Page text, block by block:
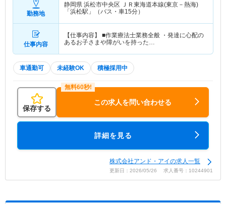
勤務地
静岡県 浜松市中央区 ＪＲ東海道本線(東京－熱海)
「浜松駅」（バス・車15分）
仕事内容
【仕事内容】 ■作業療法士業務全般 ・発達に心配の
あるお子さまや障がいを持った…
車通勤可 未経験OK 積極採用中
保存する
この求人を問い合わせる
詳細を見る
株式会社アンド・アイの求人一覧
更新日：2026/05/26 求人番号：10244901